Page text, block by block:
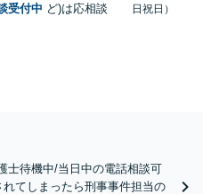
受付中 ど)は応相談
日祝日）
士待機中/当日中の電話相談可
てしまったら刑事事件担当の